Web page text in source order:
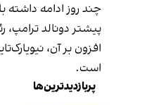
چند روز ادامه داشته
پیشتر دونالد ترامپ،
افزون بر آن،
است.
پربازدیدترین‌ها